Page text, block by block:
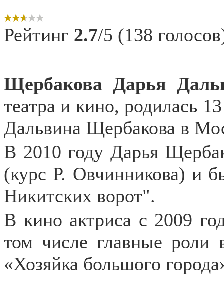
Рейтинг 2.7/5 (138
Щербакова Дарья
театра и кино, родилась
Дальвина Щербакова в
В 2010 году Дарья
(курс Р. Овчинникова) и
Никитских ворот".
В кино актриса с 2009
том числе главные роли
«Хозяйка большого